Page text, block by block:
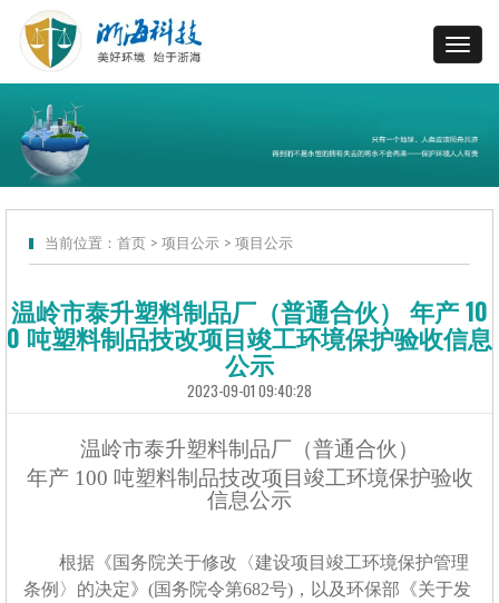
当前位置： 首页 > 项目公示 > 项目公示
温岭市泰升塑料制品厂（普通合伙） 年产 10
0 吨塑料制品技改项目竣工环境保护验收信息
公示
2023-09-01 09:40:28
温岭市泰升塑料制品厂（普通合伙）
年产 100 吨塑料制品技改项目 竣工环境保护验收
信息公示
根据《国务院关于修改〈建设项目竣工环境保护管理
条例〉的决定》 (国务院令第682号) ，以及环保部《关于发